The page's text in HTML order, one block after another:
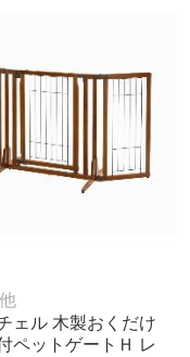
ェル 木製おくだけ
ペットゲートＨ レ